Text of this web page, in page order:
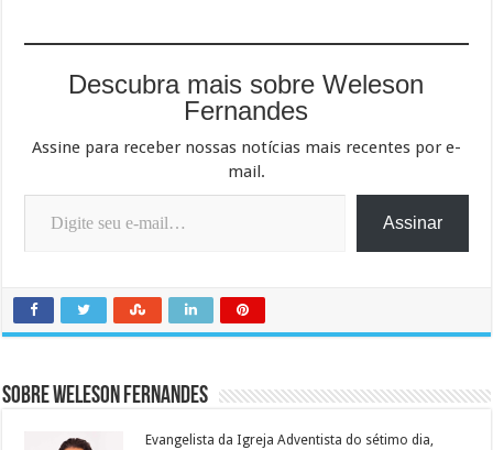
Descubra mais sobre Weleson
Fernandes
Assine para receber nossas notícias mais recentes por e-
mail.
Digite seu e-mail…
Assinar
Sobre Weleson Fernandes
Evangelista da Igreja Adventista do sétimo dia,